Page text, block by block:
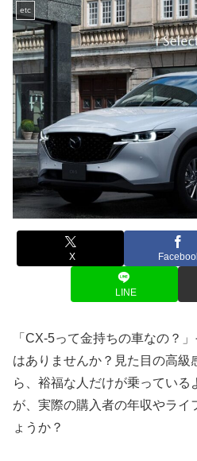
etc
X
LINE
「CX-5って金持ちの車なの？
はありませんか？見た目の高級
ら、裕福な人だけが乗っている
が、実際の購入者の年収やライ
ょうか？